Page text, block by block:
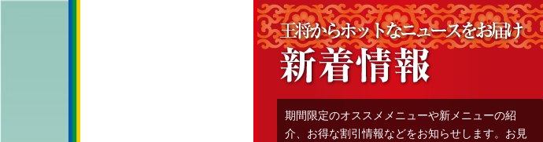
期間限定のオススメメニューや新メニューの紹
介、お得な割引情報などをお知らせします。お見